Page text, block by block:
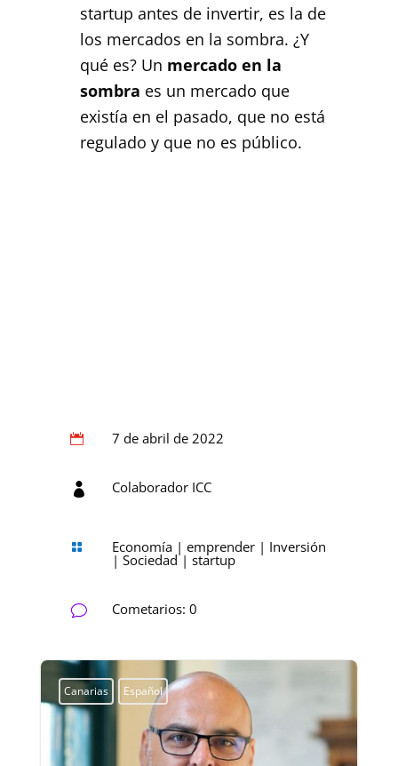
startup antes de invertir, es la de
los mercados en la sombra. ¿Y
qué es? Un mercado en la
sombra es un mercado que
existía en el pasado, que no está
regulado y que no es público.
 7 de abril de 2022
 Colaborador ICC
 Economía| emprender| Inversión
| Sociedad| startup
v Cometarios: 0
Canarias Español